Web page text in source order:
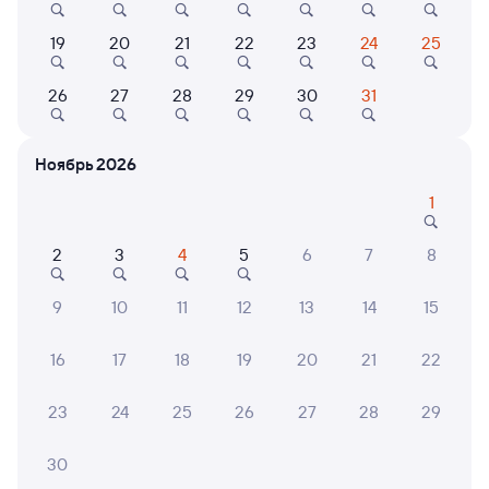
Выбор любимых мест на схемах вагонов
Подробные ответы на вопросы о поездке или
СМС-сопровождение до посадки в поезд
Оформление без регистрации на сайте
Частые вопросы
Что нужно, чтобы сесть в поезд?
Что делать, если ошибся при вводе данных
19 20 21 22 23 24 25
26 27 28 29 30 31
Ноябрь 2026
1
2 3 4 5 6 7 8
9 10 11 12 13 14 15
16 17 18 19 20 21 22
23 24 25 26 27 28 29
30